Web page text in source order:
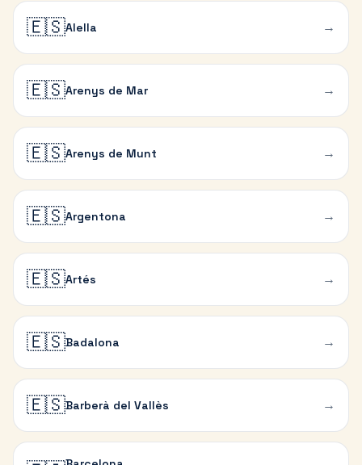
🇪🇸Alella →
🇪🇸Arenys de Mar →
🇪🇸Arenys de Munt →
🇪🇸Argentona →
🇪🇸Artés →
🇪🇸Badalona →
🇪🇸Barberà del Vallès →